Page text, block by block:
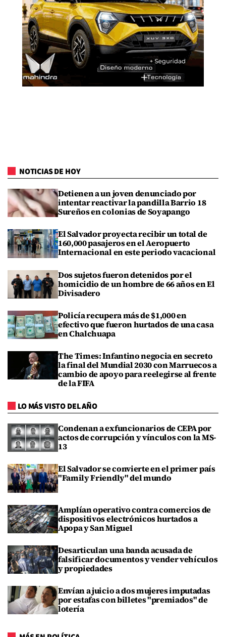
NOTICIAS DE HOY
Detienen a un joven denunciado por
intentar reactivar la pandilla Barrio 18
Sureños en colonias de Soyapango
El Salvador proyecta recibir un total de
160,000 pasajeros en el Aeropuerto
Internacional en este periodo vacacional
Dos sujetos fueron detenidos por el
homicidio de un hombre de 66 años en El
Divisadero
Policía recupera más de $1,000 en
efectivo que fueron hurtados de una casa
en Chalchuapa
The Times: Infantino negocia en secreto
la final del Mundial 2030 con Marruecos a
cambio de apoyo para reelegirse al frente
de la FIFA
LO MÁS VISTO DEL AÑO
Condenan a exfuncionarios de CEPA por
actos de corrupción y vínculos con la MS-
13
El Salvador se convierte en el primer país
"Family Friendly" del mundo
Amplían operativo contra comercios de
dispositivos electrónicos hurtados a
Apopa y San Miguel
Desarticulan una banda acusada de
falsificar documentos y vender vehículos
y propiedades
Envían a juicio a dos mujeres imputadas
por estafas con billetes "premiados" de
lotería